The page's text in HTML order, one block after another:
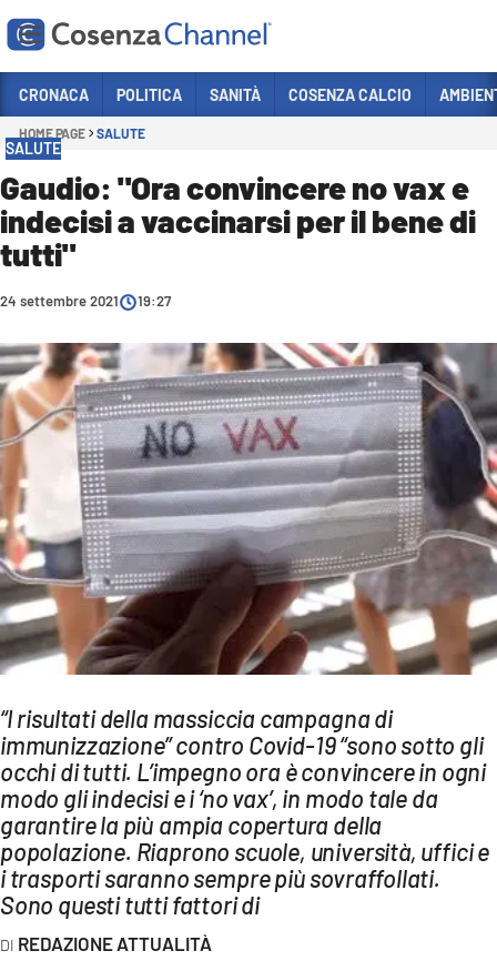
Sezioni
CRONACA
POLITICA
COSENZA CALCIO
ECONOMIA E LAVORO
SANITÀ
SPORT
CULTURA
AMBIENTE
Streaming
LAC TV
LAC NETWORK
LAC ONAIR
LaC
Network
LACPLAY.IT
LACTV.IT
LACONAIR.IT
LACITYMAG.IT
ILREGGINO.IT
CRONACA POLITICA SANITÀ COSENZA CALCIO
HOME PAGE SALUTE
SALUTE
Gaudio: "Ora convincere no vax e
indecisi a vaccinarsi per il bene di
tutti"
24 settembre 2021 19:27
“I risultati della massiccia campagna di
immunizzazione” contro Covid-19 “sono sotto gli
occhi di tutti. L’impegno ora è convincere in ogni
modo gli indecisi e i ‘no vax’, in modo tale da
garantire la più ampia copertura della
popolazione. Riaprono scuole, università, uffici e
i trasporti saranno sempre più sovraffollati.
Sono questi tutti fattori di
REDAZIONE ATTUALITÀ